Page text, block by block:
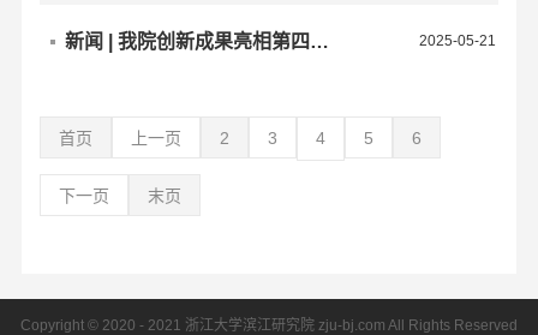
新闻 | 我院创新成果亮相第四届长三角国际应急减灾和救援博览会 2025-05-21
首页 上一页 2 3 4 5 6
下一页 末页
Copyright © 2020 - 2021 浙江大学滨江研究院 zju-bj.com All Rights Reserved